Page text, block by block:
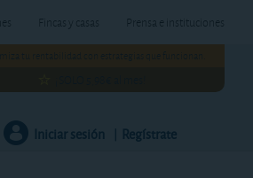
Fincas y casas Prensa e instituciones
tu rentabilidad con estrategias que funcionan.
Iniciar sesión | Regístrate